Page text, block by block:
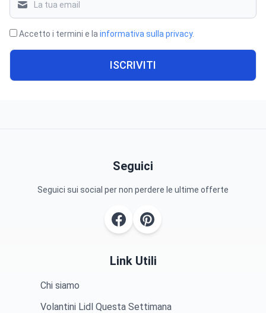
Accetto i termini e la informativa sulla privacy.
ISCRIVITI
Seguici
Seguici sui social per non perdere le ultime offerte
Link Utili
Chi siamo
Volantini Lidl Questa Settimana